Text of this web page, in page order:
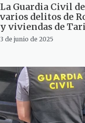
La Guardia Civil
varios delitos de
y viviendas de
3 de junio de 2025